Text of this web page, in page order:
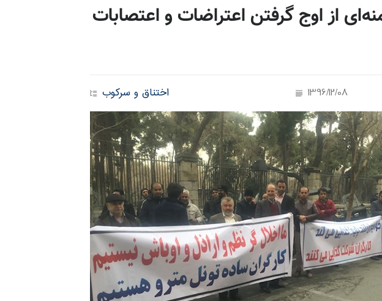
از اوج گرفتن اعتراضات و اعتصابات
اختناق و سرکوب 1396/12/08